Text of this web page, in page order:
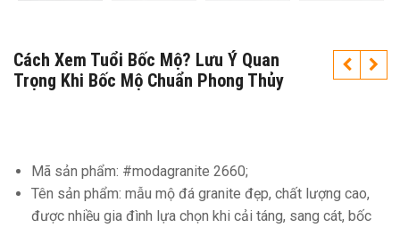
Cách Xem Tuổi Bốc Mộ? Lưu Ý Quan
Trọng Khi Bốc Mộ Chuẩn Phong Thủy
Mã sản phẩm: #modagranite 2660;
Tên sản phẩm: mẫu mộ đá granite đẹp, chất lượng cao,
được nhiều gia đình lựa chọn khi cải táng, sang cát, bốc